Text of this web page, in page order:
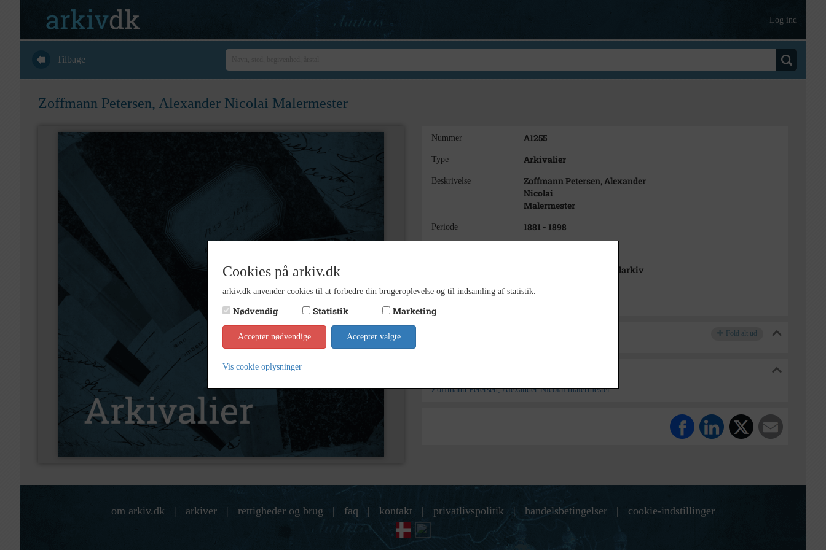
Log ind
Tilbage
Zoffmann Petersen, Alexander Nicolai Malermester
Nummer A1255
Type Arkivalier
Beskrivelse
Zoffmann Petersen, Alexander
Nicolai
Malermester
Periode 1881 - 1898
Slagelse Stads- og Lokalarkiv
Kontakt arkivet
Fold alt ud
Zoffmann Petersen, Alexander Nicolai malermester
om arkiv.dk | arkiver | rettigheder og brug | faq | kontakt | privatlivspolitik | handelsbetingelser | cookie-indstillinger
Cookies på arkiv.dk
arkiv.dk anvender cookies til at forbedre din brugeroplevelse og til indsamling af statistik.
Nødvendig Statistik Marketing
Accepter nødvendige Accepter valgte
Vis cookie oplysninger